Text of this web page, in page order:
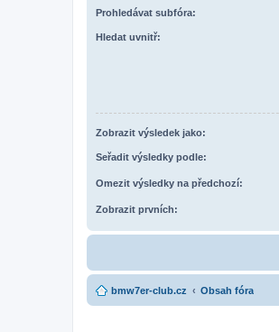
Prohledávat subfóra:
Hledat uvnitř:
Zobrazit výsledek jako:
Seřadit výsledky podle:
Omezit výsledky na předchozí:
Zobrazit prvních:
bmw7er-club.cz Obsah fóra